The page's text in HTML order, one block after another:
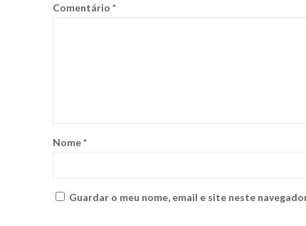
Comentário*
Nome*
Guardar o meu nome, email e site neste